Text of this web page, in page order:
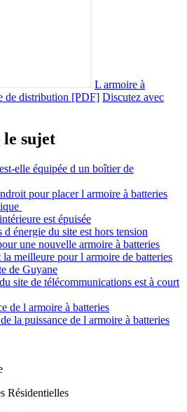
L armoire à
de distribution [PDF] Discutez avec
sujet
elle équipée d un boîtier de
pour placer l armoire à batteries
est épuisée
énergie du site est hors tension
une nouvelle armoire à batteries
meilleure pour l armoire de batteries
de Guyane
site de télécommunications est à court
de l armoire à batteries
la puissance de l armoire à batteries